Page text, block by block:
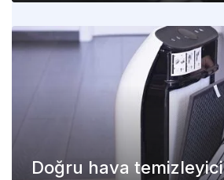
Doğru hava temizleyici